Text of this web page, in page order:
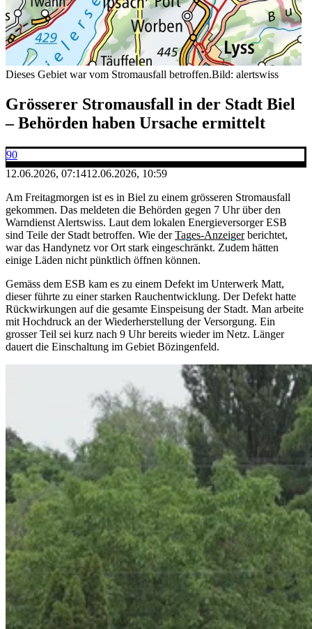
Dieses Gebiet war vom Stromausfall betroffen.Bild: alertswiss
Grösserer Stromausfall in der Stadt Biel
– Behörden haben Ursache ermittelt
90
12.06.2026, 07:1412.06.2026, 10:59
Am Freitagmorgen ist es in Biel zu einem grösseren Stromausfall
gekommen. Das meldeten die Behörden gegen 7 Uhr über den
Warndienst Alertswiss. Laut dem lokalen Energieversorger ESB
sind Teile der Stadt betroffen. Wie derTages-Anzeigerberichtet,
war das Handynetz vor Ort stark eingeschränkt. Zudem hätten
einige Läden nicht pünktlich öffnen können.
Gemäss dem ESB kam es zu einem Defekt im Unterwerk Matt,
dieser führte zu einer starken Rauchentwicklung. Der Defekt hatte
Rückwirkungen auf die gesamte Einspeisung der Stadt. Man arbeite
mit Hochdruck an der Wiederherstellung der Versorgung. Ein
grosser Teil sei kurz nach 9 Uhr bereits wieder im Netz. Länger
dauert die Einschaltung im Gebiet Bözingenfeld.